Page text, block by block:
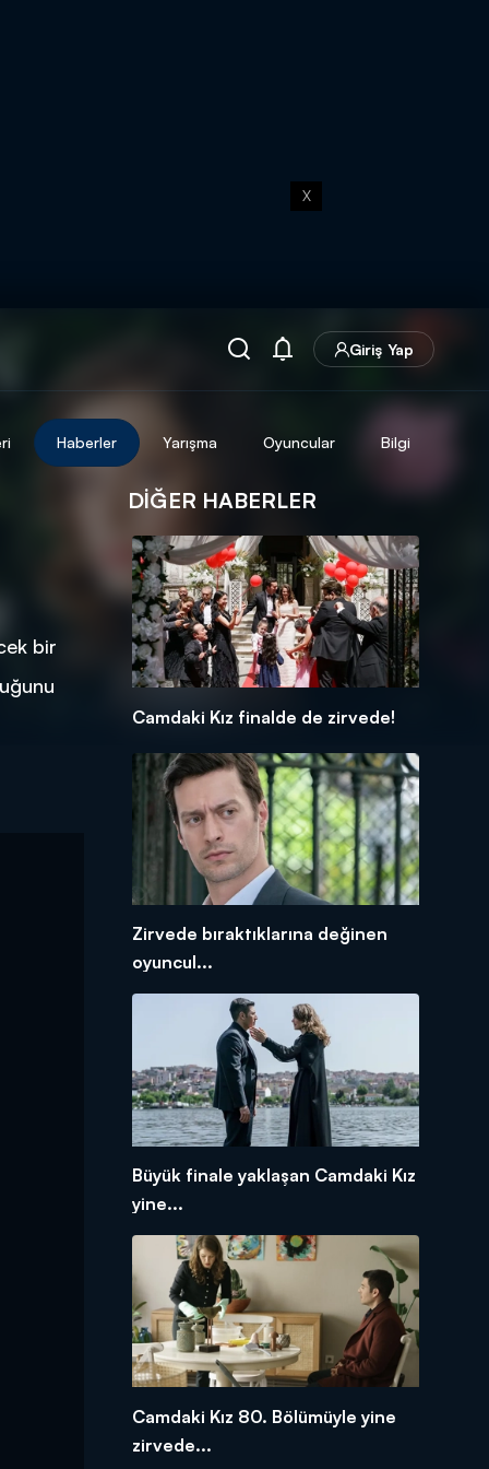
X
Giriş Yap
Haberler Yarışma Oyuncular Bilgi
bir
DIĞER HABERLER
Camdaki Kız finalde de zirvede!
Zirvede bıraktıklarına değinen
oyuncul...
Büyük finale yaklaşan Camdaki Kız
yine...
Camdaki Kız 80. Bölümüyle yine
zirvede...